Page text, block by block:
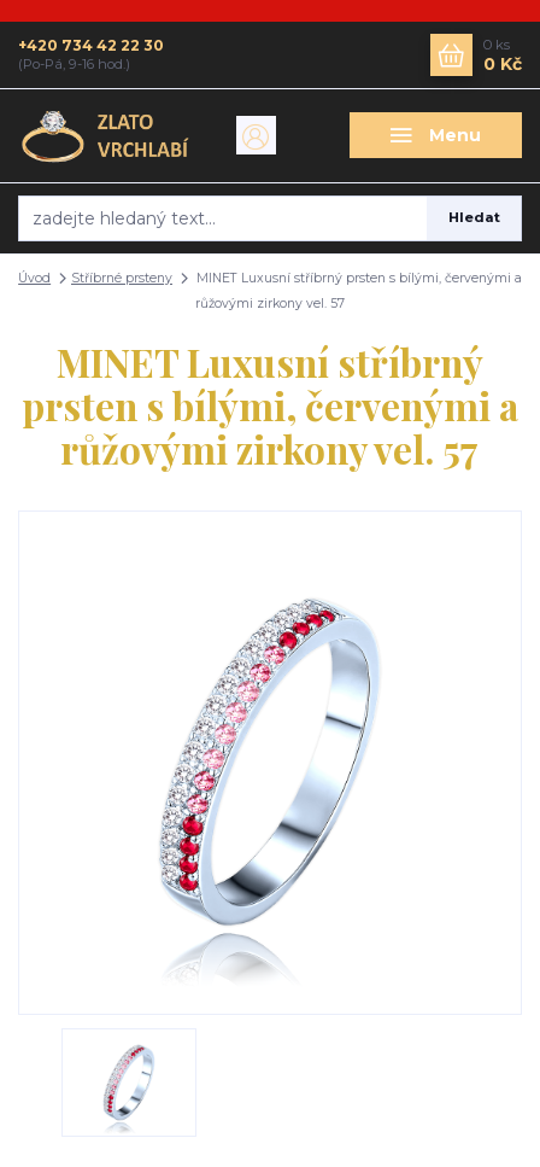
Menu
Hledat
+420 734 42 22 30
(Po-Pá, 9-16 hod.)
0 ks
0 Kč
Úvod Stříbrné prsteny
MINET Luxusní stříbrný prsten s bílými, červenými a
růžovými zirkony vel. 57
MINET Luxusní stříbrný
prsten s bílými, červenými a
růžovými zirkony vel. 57